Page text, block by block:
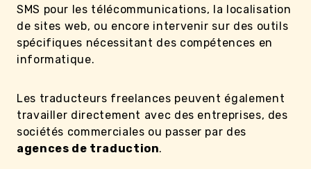
SMS pour les télécommunications, la localisation
de sites web, ou encore intervenir sur des outils
spécifiques nécessitant des compétences en
informatique.
Les traducteurs freelances peuvent également
travailler directement avec des entreprises, des
sociétés commerciales ou passer par des
agences de traduction.